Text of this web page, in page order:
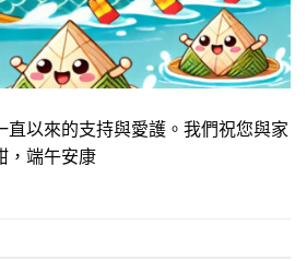
直以來的支持與愛護。我們祝您與家
，端午安康